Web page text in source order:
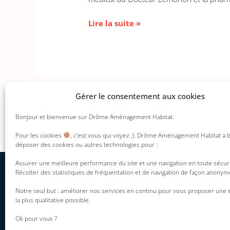
Gérer le consentement aux cookies
Bonjour et bienvenue sur Drôme Aménagement Habitat.
Pour les cookies
, c’est vous qui voyez ;). Drôme Aménagement Habitat a
déposer des cookies ou autres technologies pour :
Assurer une meilleure performance du site et une navigation en toute
Récolter des statistiques de fréquentation et de navigation de façon
Notre seul but : améliorer nos services en continu pour vous proposer une
la plus qualitative possible.
Ok pour vous ?
Lire la suite »
Précédent
Présentation
Nos offres disponibles
INFORMATION
Mentions légales